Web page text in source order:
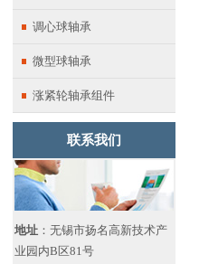
调心球轴承
微型球轴承
涨紧轮轴承组件
联系我们
地址 ：无锡市扬名高新技术产
业园内B区81号